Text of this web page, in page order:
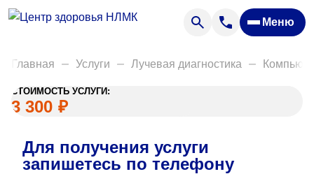
Меню
Анализы
Акции
Пациентам
Вакансии
О нас
Главная Услуги Лучевая диагностика
СТОИМОСТЬ УСЛУГИ:
3 300 ₽
Для получения услуги
запишетесь по телефону